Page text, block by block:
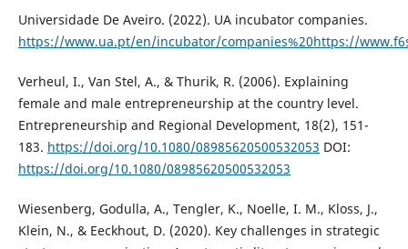
Universidade De Aveiro. (2022). UA incubator companies.
https://www.ua.pt/en/incubator/companies%20https://
Verheul, I., Van Stel, A., & Thurik, R. (2006). Explaining
female and male entrepreneurship at the country level.
Entrepreneurship and Regional Development, 18(2), 151-
183. https://doi.org/10.1080/08985620500532053 DOI:
https://doi.org/10.1080/08985620500532053
Wiesenberg, Godulla, A., Tengler, K., Noelle, I. M., Kloss, J.,
Klein, N., & Eeckhout, D. (2020). Key challenges in strategic